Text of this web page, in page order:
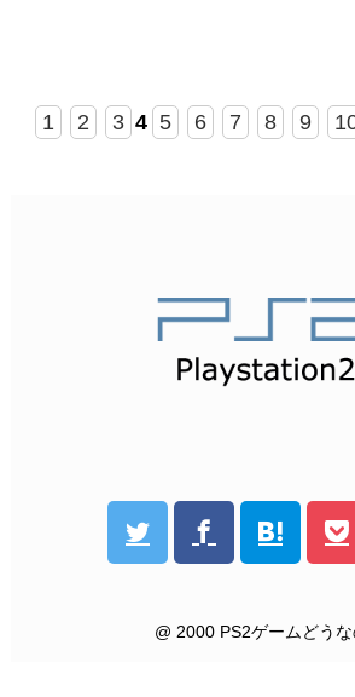
1 2 3 4 5 6 7 8 9
@ 2000 PS2ゲームどうな